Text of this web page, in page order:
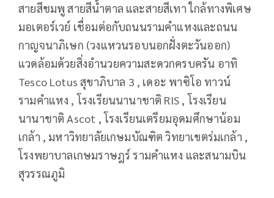
สายสีชมพู สายสีน้ำตาล และสายสีเทา ใกล้ทางพิเศษ
มอเตอร์เวย์ เชื่อมต่อกับถนนรามคำแหงและถนน
กาญจนาภิเษก (วงแหวนรอบนอกฝั่งตะวันออก)
แวดล้อมด้วยสิ่งอำนวยความสะดวกครบครัน อาทิ
Tesco Lotus สุขาภิบาล 3 , เดอะ พาซิโอ ทาวน์
รามคำแหง , โรงเรียนนานาชาติ RIS , โรงเรียน
นานาชาติ Ascot , โรงเรียนเตรียมอุดมศึกษาน้อม
เกล้า , มหาวิทยาลัยเกษมบัณฑิต วิทยาเขตร่มเกล้า ,
โรงพยาบาลเกษมราษฎร์ รามคำแหง และสนามบิน
สุวรรณภูมิ